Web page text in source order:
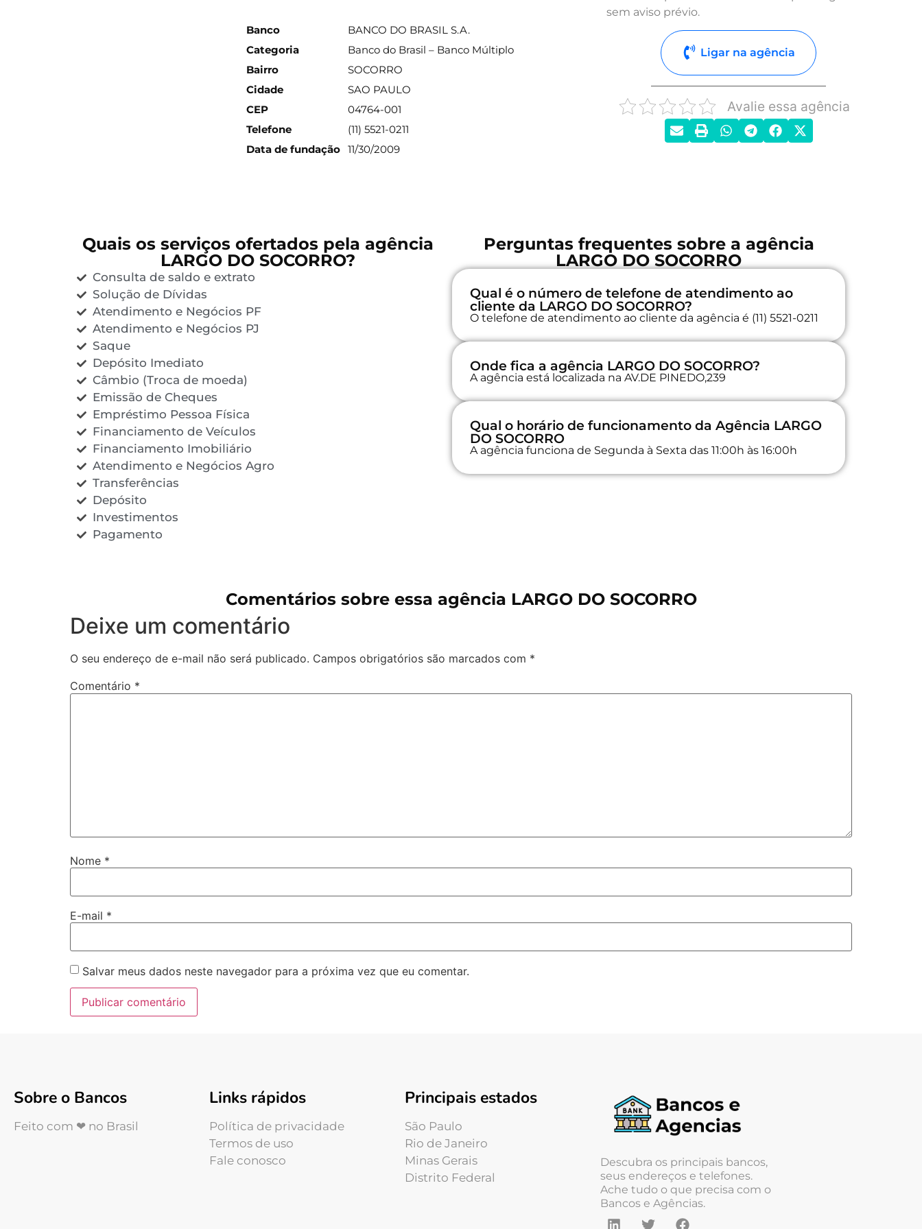
Banco
BANCO DO BRASIL S.A.
Categoria
Banco do Brasil – Banco Múltiplo
Bairro
SOCORRO
Cidade
SAO PAULO
CEP
04764-001
Telefone
(11) 5521-0211
Data de fundação 11/30/2009
sem aviso prévio.
Ligar na agência
Avalie essa agência
Quais os serviços ofertados pela agência
LARGO DO SOCORRO?
Consulta de saldo e extrato
Solução de Dívidas
Atendimento e Negócios PF
Atendimento e Negócios PJ
Saque
Depósito Imediato
Câmbio (Troca de moeda)
Emissão de Cheques
Empréstimo Pessoa Física
Financiamento de Veículos
Financiamento Imobiliário
Atendimento e Negócios Agro
Transferências
Depósito
Investimentos
Pagamento
Perguntas frequentes sobre a agência
LARGO DO SOCORRO
Qual é o número de telefone de atendimento ao
cliente da LARGO DO SOCORRO?
O telefone de atendimento ao cliente da agência é (11) 5521-0211
Onde fica a agência LARGO DO SOCORRO?
A agência está localizada na AV.DE PINEDO,239
Qual o horário de funcionamento da Agência LARGO
DO SOCORRO
A agência funciona de Segunda à Sexta das 11:00h às 16:00h
Comentários sobre essa agência LARGO DO SOCORRO
Deixe um comentário
O seu endereço de e-mail não será publicado. Campos obrigatórios são marcados com *
Comentário *
Nome *
E-mail *
Salvar meus dados neste navegador para a próxima vez que eu comentar.
Sobre o Bancos
Feito com ❤ no Brasil
Links rápidos
Política de privacidade
Termos de uso
Fale conosco
Principais estados
São Paulo
Rio de Janeiro
Minas Gerais
Distrito Federal
Descubra os principais bancos,
seus endereços e telefones.
Ache tudo o que precisa com o
Bancos e Agências.